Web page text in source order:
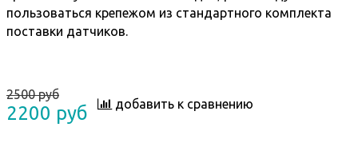
пользоваться крепежом из стандартного комплекта
поставки датчиков.
2500 руб
2200 руб добавить к сравнению